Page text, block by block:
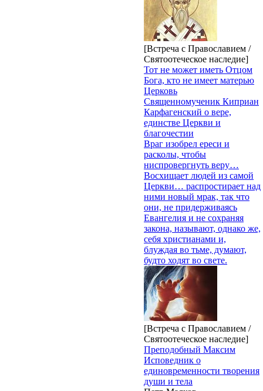
[Встреча с Православием /
Святоотеческое наследие]
Тот не может иметь Отцом
Бога, кто не имеет матерью
Церковь
Священномученик Киприан
Карфагенский о вере,
единстве Церкви и
благочестии
Враг изобрел ереси и
расколы, чтобы
ниспровергнуть веру…
Восхищает людей из самой
Церкви… распростирает над
ними новый мрак, так что
они, не придерживаясь
Евангелия и не сохраняя
закона, называют, однако же,
себя христианами и,
блуждая во тьме, думают,
будто ходят во свете.
[Встреча с Православием /
Святоотеческое наследие]
Преподобный Максим
Исповедник о
единовременности творения
души и тела